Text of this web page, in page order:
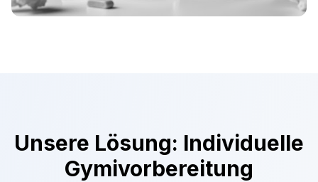
Unsere Lösung: Individuelle
Gymivorbereitung